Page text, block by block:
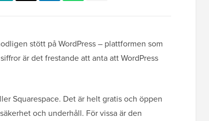
stött på WordPress – plattformen som
är det frestande att anta att WordPress
Squarespace. Det är helt gratis och öppen
och underhåll. För vissa är den